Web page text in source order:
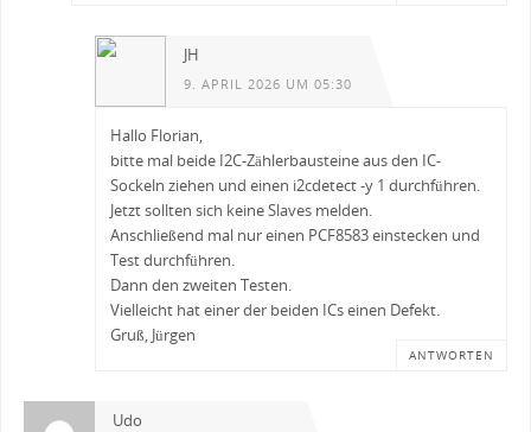
JH
9. APRIL 2026 UM 05:30
Hallo Florian,
bitte mal beide I2C-Zählerbausteine aus den IC-
Sockeln ziehen und einen i2cdetect -y 1 durchführen.
Jetzt sollten sich keine Slaves melden.
Anschließend mal nur einen PCF8583 einstecken und
Test durchführen.
Dann den zweiten Testen.
Vielleicht hat einer der beiden ICs einen Defekt.
Gruß, Jürgen
ANTWORTEN
Udo